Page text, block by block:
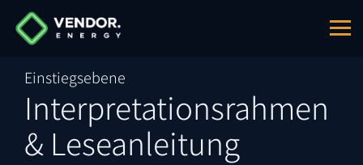
Einstiegsebene
Interpretationsrahmen
& Leseanleitung